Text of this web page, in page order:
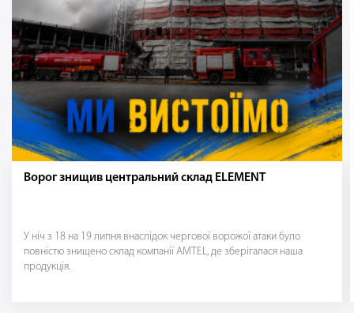
Ворог знищив центральний склад ELEMENT
У ніч з 18 на 19 липня внаслідок чергової ворожої атаки було
повністю знищено склад компанії AMTEL, де зберігалася наша
продукція.